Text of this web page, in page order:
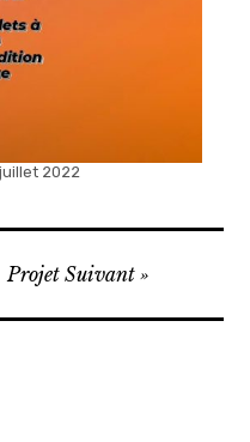
2022
Projet Suivant